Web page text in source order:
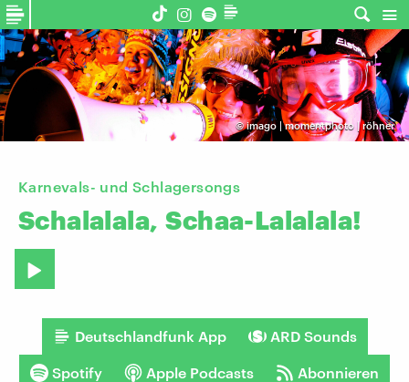
©imago | momentphoto | röhner
Karnevals- und Schlagersongs
Schalalala, Schaa-Lalalala!
Deutschlandfunk App ARD Sounds
Spotify Apple Podcasts Abonnieren